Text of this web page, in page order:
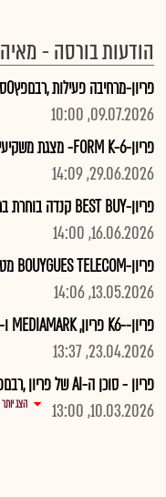
הודעות בורסה - מאיה
פריון-מרחיבה פעילות ,רבםפץOסוכן ה-AI שלה,ליוון ולמרכז אירופה..
09.07.2026, 10:00
פריון-FORM K-6- מצגת משקיעים- יוני 2026
29.06.2026, 14:09
פריון-BEST BUY קנדה בוחרת בחב כשותפה טכנולוגית להפעלת פרסום..
16.06.2026, 14:00
פריון-BOUYGUES TELECOM מטמיעה את סוכן ה-AI של החב'...
13.05.2026, 14:06
פריון--K6 פריון, MEDIAMARK ו-MCSORELY MEDIA משיקות שותפות...
23.04.2026, 13:37
פריון - סוכן ה-AI של פריון ,רבםפץO זמין כעת עבור כןTכיT
10.03.2026, 13:00
הצג יותר